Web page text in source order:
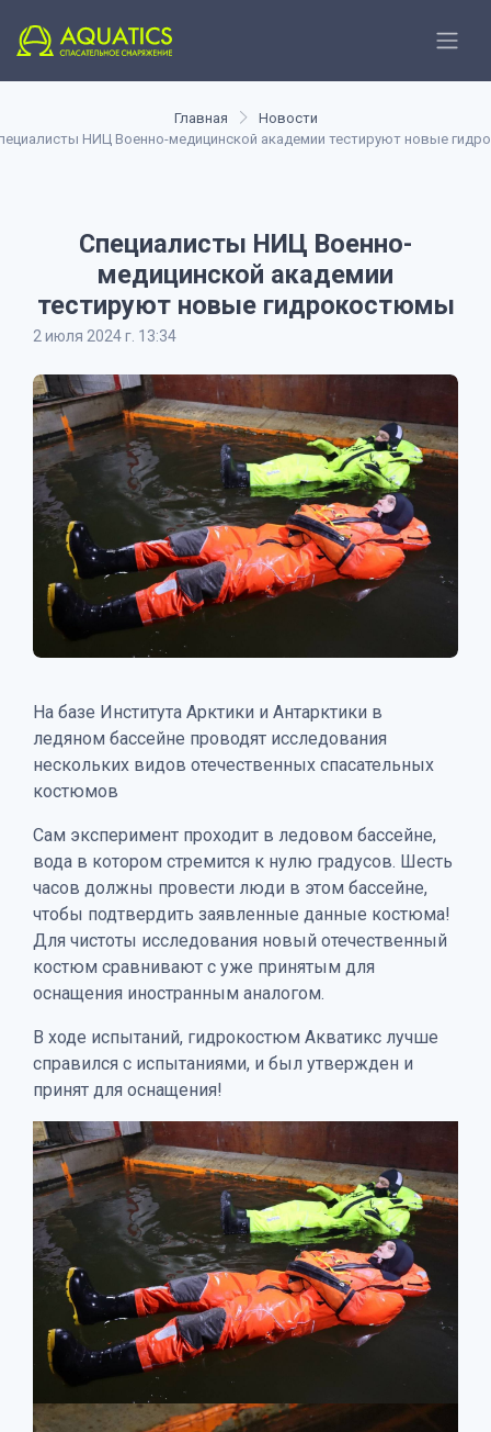
Главная
Новости
НИЦ Военно-медицинской академии тестируют новые
Специалисты НИЦ Военно-
медицинской академии
тестируют новые гидрокостюмы
2 июля 2024 г. 13:34
На базе Института Арктики и Антарктики в
ледяном бассейне проводят исследования
нескольких видов отечественных спасательных
костюмов
Сам эксперимент проходит в ледовом бассейне,
вода в котором стремится к нулю градусов. Шесть
часов должны провести люди в этом бассейне,
чтобы подтвердить заявленные данные костюма!
Для чистоты исследования новый отечественный
костюм сравнивают с уже принятым для
оснащения иностранным аналогом.
В ходе испытаний, гидрокостюм Акватикс лучше
справился с испытаниями, и был утвержден и
принят для оснащения!